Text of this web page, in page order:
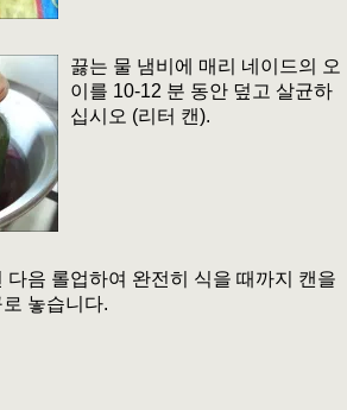
끓는 물 냄비에 매리 네이드의 오
이를 10-12 분 동안 덮고 살균하
십시오 (리터 캔).
다음 롤업하여 완전히 식을 때까지 캔을
로 놓습니다.